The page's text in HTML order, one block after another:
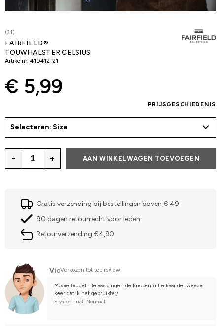
(34)
FAIRFIELD®
TOUWHALSTER CELSIUS
Artikelnr. 410412-21
€ 5,99
PRIJSGESCHIEDENIS
Selecteren: Size
- + AAN WINKELWAGEN TOEVOEGEN
Gratis verzending bij bestellingen boven € 49
90 dagen retourrecht voor leden
Retourverzending €4,90
VicVerkozen tot top review
Mooie teugel! Helaas gingen de knopen uit elkaar de tweede
keer dat ik het gebruikte:/
Ervaren maat: Normaal